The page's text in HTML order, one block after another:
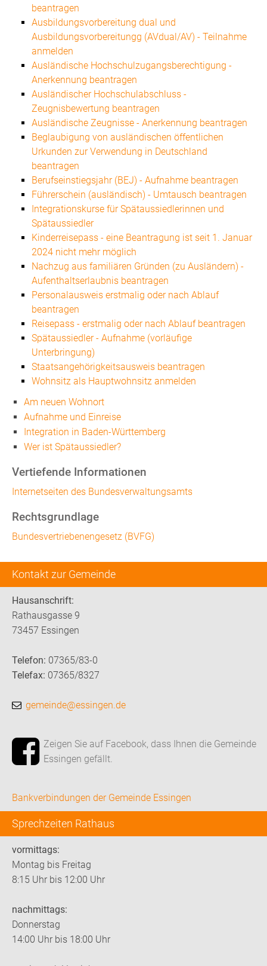
Kontakt zur Gemeinde
Hausanschrift:
Rathausgasse 9
73457 Essingen
Telefon: 07365/83-0
Telefax: 07365/8327
gemeinde@essingen.de
Zeigen Sie auf Facebook, dass Ihnen die Gemeinde
Essingen gefällt.
Bankverbindungen der Gemeinde Essingen
Sprechzeiten Rathaus
vormittags:
Montag bis Freitag
8:15 Uhr bis 12:00 Uhr
nachmittags:
Donnerstag
14:00 Uhr bis 18:00 Uhr
Am neuen Wohnort
Aufnahme und Einreise
Integration in Baden-Württemberg
Wer ist Spätaussiedler?
Vertiefende Informationen
Internetseiten des Bundesverwaltungsamts
Rechtsgrundlage
Bundesvertriebenengesetz (BVFG)
beantragen
Ausbildungsvorbereitung dual und
Ausbildungsvorbereitungg (AVdual/AV) - Teilnahme
anmelden
Ausländische Hochschulzugangsberechtigung -
Anerkennung beantragen
Ausländischer Hochschulabschluss -
Zeugnisbewertung beantragen
Ausländische Zeugnisse - Anerkennung beantragen
Beglaubigung von ausländischen öffentlichen
Urkunden zur Verwendung in Deutschland
beantragen
Berufseinstiegsjahr (BEJ) - Aufnahme beantragen
Führerschein (ausländisch) - Umtausch beantragen
Integrationskurse für Spätaussiedlerinnen und
Spätaussiedler
Kinderreisepass - eine Beantragung ist seit 1. Januar
2024 nicht mehr möglich
Nachzug aus familiären Gründen (zu Ausländern) -
Aufenthaltserlaubnis beantragen
Personalausweis erstmalig oder nach Ablauf
beantragen
Reisepass - erstmalig oder nach Ablauf beantragen
Spätaussiedler - Aufnahme (vorläufige
Unterbringung)
Staatsangehörigkeitsausweis beantragen
Wohnsitz als Hauptwohnsitz anmelden